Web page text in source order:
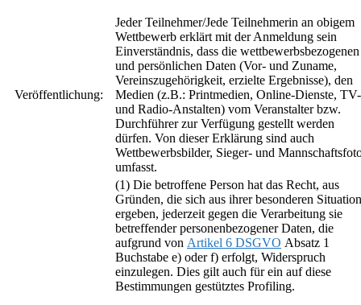
Veröffentlichung:
Jeder Teilnehmer/Jede Teilnehmerin an obigem
Wettbewerb erklärt mit der Anmeldung sein
Einverständnis, dass die wettbewerbsbezogenen
und persönlichen Daten (Vor- und Zuname,
Vereinszugehörigkeit, erzielte Ergebnisse), den
Medien (z.B.: Printmedien, Online-Dienste, TV-
und Radio-Anstalten) vom Veranstalter bzw.
Durchführer zur Verfügung gestellt werden
dürfen. Von dieser Erklärung sind auch
Wettbewerbsbilder, Sieger- und
umfasst.
(1) Die betroffene Person hat das Recht, aus
Gründen, die sich aus ihrer besonderen Situation
ergeben, jederzeit gegen die Verarbeitung sie
betreffender personenbezogener Daten, die
aufgrund von Artikel 6 DSGVO Absatz 1
Buchstabe e) oder f) erfolgt, Widerspruch
einzulegen. Dies gilt auch für ein auf diese
Bestimmungen gestütztes Profiling.